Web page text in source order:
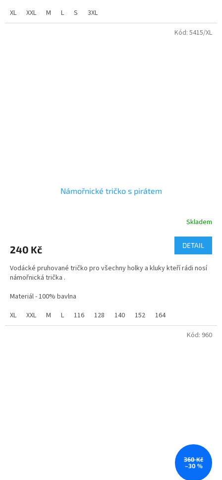
Nezbytná výbava pro vodáky nebo jen tak k vodě.
XL XXL M L S 3XL
Námořnické tričko s pirátem
je
z
5
Skladem
240 Kč DETAIL
Vodácké pruhované tričko pro všechny holky a kluky kteří rádi nosí
námořnická trička .
Materiál - 100% bavlna
XL
XXL M L 116 128 140 152 164
Kód: 5415/XL
360 Kč
–30 %
Kód: 960